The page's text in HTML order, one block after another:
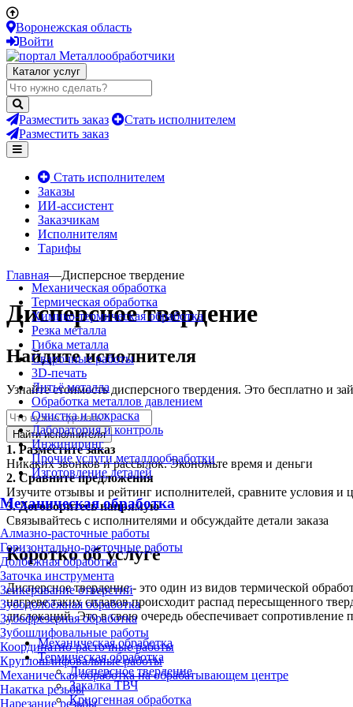
Воронежская область
Войти
Каталог услуг
Разместить заказ
Стать исполнителем
Разместить заказ
Стать исполнителем
Заказы
ИИ-ассистент
Заказчикам
Исполнителям
Тарифы
Механическая обработка
Термическая обработка
Химико-термическая обработка
Резка металла
Гибка металла
Сварочные работы
3D-печать
Литьё металла
Обработка металлов давлением
Очистка и покраска
Лаборатория и контроль
Инжиниринг
Прочие услуги металлообработки
Изготовление деталей
Механическая обработка
Алмазно-расточные работы
Горизонтально-расточные работы
Долбёжная обработка
Заточка инструмента
Зенкерование отверстий
Зубодолбёжная обработка
Зубофрезерная обработка
Зубошлифовальные работы
Координатно-расточные работы
Круглошлифовальные работы
Механическая обработка на обрабатывающем центре
Накатка резьбы
Нарезание резьбы
Главная—Дисперсное твердение
Дисперсное твердение
Найдите исполнителя
Узнайте стоимость дисперсного твердения. Это бесплатно и
Найти исполнителя
1. Разместите заказ
Никаких звонков и рассылок. Экономьте время и деньги
2. Сравните предложения
Изучите отзывы и рейтинг исполнителей, сравните условия и
3.Договоритесь напрямую
Связывайтесь с исполнителями и обсуждайте детали заказа
Коротко об услуге
Дисперсное твердение - это один из видов термической
нагреве таких сплавов происходит распад пересыщенного
дислокаций. Это в свою очередь обеспечивает
Механическая обработка
Термическая обработка
Дисперсное твердение
Закалка ТВЧ
Криогенная обработка